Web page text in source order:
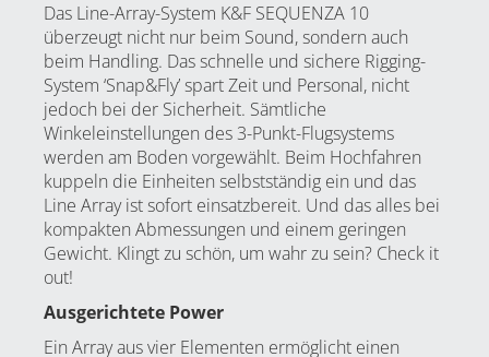
Das Line-Array-System K&F SEQUENZA 10
überzeugt nicht nur beim Sound, sondern auch
beim Handling. Das schnelle und sichere Rigging-
System ‘Snap&Fly’spart Zeit und Personal, nicht
jedoch bei der Sicherheit. Sämtliche
Winkeleinstellungen des 3-Punkt-Flugsystems
werden am Boden vorgewählt. Beim Hochfahren
kuppeln die Einheiten selbstständig ein und das
Line Array ist sofort einsatzbereit. Und das alles bei
kompakten Abmessungen und einem geringen
Gewicht. Klingt zu schön, um wahr zu sein? Check it
out!
Ausgerichtete Power
Ein Array aus vier Elementen ermöglicht einen